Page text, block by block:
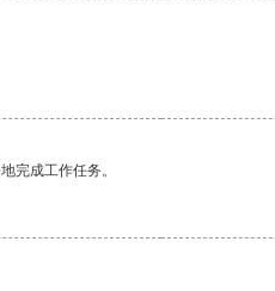
完成工作任务。